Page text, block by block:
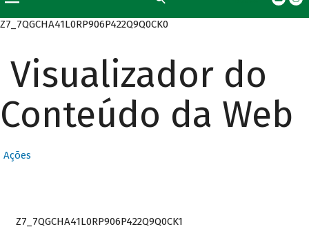
Z7_7QGCHA41L0RP906P422Q9Q0CK0
Visualizador do
Conteúdo da Web
Ações
Z7_7QGCHA41L0RP906P422Q9Q0CK1